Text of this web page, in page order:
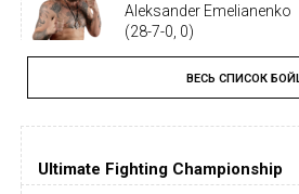
Aleksander Emelianenko
(28-7-0, 0)
Тайрон Вудли
Tyron Woodley
(19-5-1, 0)
Дастин Порье
ВЕСЬ СПИСОК
Ultimate Fighting Championship